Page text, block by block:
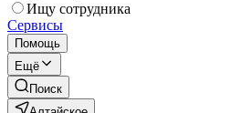
Ищу сотрудника
Сервисы
Помощь
Ещё
Поиск